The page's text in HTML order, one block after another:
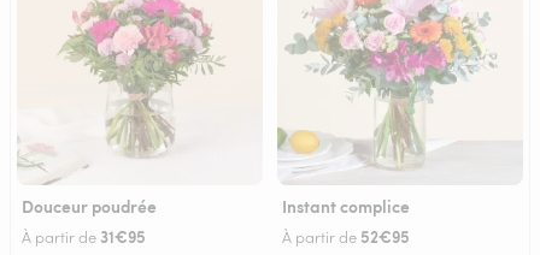
Douceur poudrée
À partir de 31€95
Instant complice
À partir de 52€95